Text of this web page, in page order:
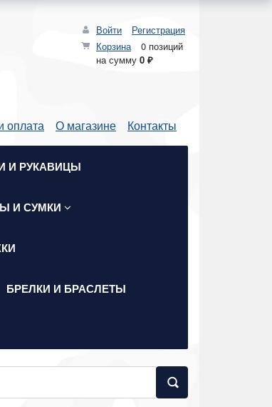
Войти
Регистрация
Корзина
0 позиций
на сумму 0 ₽
оплата О магазине Контакты
И РУКАВИЦЫ
И СУМКИ
БРЕЛКИ И БРАСЛЕТЫ